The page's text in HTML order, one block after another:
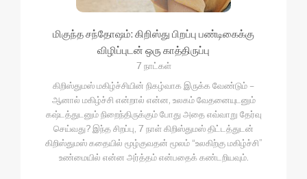
மிகுந்த சந்தோஷம்: கிறிஸ்து பிறப்பு பண்டிகைக்கு
விழிப்புடன் ஒரு காத்திருப்பு
7 நாட்கள்
கிறிஸ்துமஸ் மகிழ்ச்சியின் நிகழ்வாக இருக்க வேண்டும் –
ஆனால் மகிழ்ச்சி என்றால் என்ன, உலகம் வேதனையுடனும்
கஷ்டத்துடனும் நிறைந்திருக்கும் போது அதை எவ்வாறு தேர்வு
செய்வது? இந்த சிறப்பு, 7 நாள் கிறிஸ்துமஸ் திட்டத்துடன்
கிறிஸ்துமஸ் கதையில் மூழ்குவதன் மூலம் “உலகிற்கு மகிழ்ச்சி”
உண்மையில் என்ன அர்த்தம் என்பதைக் கண்டறியவும்.